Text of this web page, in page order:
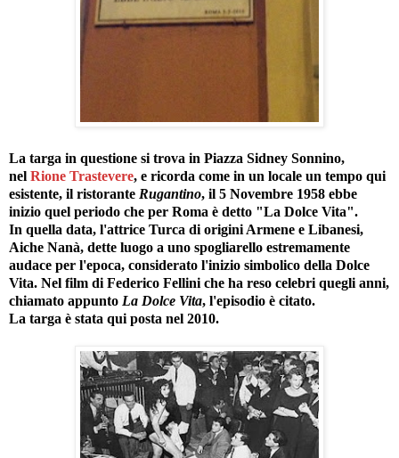
La targa in questione si trova in Piazza Sidney Sonnino,
nel Rione Trastevere, e ricorda come in un locale un tempo qui
esistente, il ristorante Rugantino, il 5 Novembre 1958 ebbe
inizio quel periodo che per Roma è detto "La Dolce Vita".
In quella data, l'attrice Turca di origini Armene e Libanesi,
Aiche Nanà, dette luogo a uno spogliarello estremamente
audace per l'epoca, considerato l'inizio simbolico della Dolce
Vita. Nel film di Federico Fellini che ha reso celebri quegli anni,
chiamato appunto La Dolce Vita, l'episodio è citato.
La targa è stata qui posta nel 2010.